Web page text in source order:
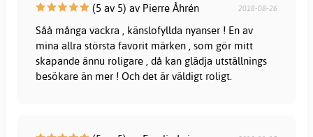
(5 av 5) av Pierre Åhrén 2018-08-26
Såå många vackra , känslofyllda nyanser ! En av
mina allra största favorit märken , som gör mitt
skapande ännu roligare , då kan glädja utställnings
besökare än mer ! Och det är väldigt roligt.